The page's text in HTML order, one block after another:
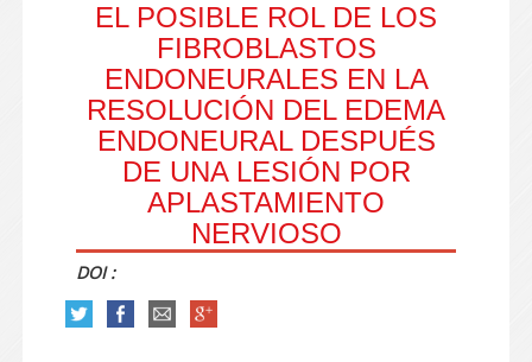
EL POSIBLE ROL DE LOS
FIBROBLASTOS
ENDONEURALES EN LA
RESOLUCIÓN DEL EDEMA
ENDONEURAL DESPUÉS
DE UNA LESIÓN POR
APLASTAMIENTO
NERVIOSO
DOI :